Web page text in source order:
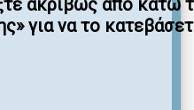
ακριβώς από κάτω
για να το